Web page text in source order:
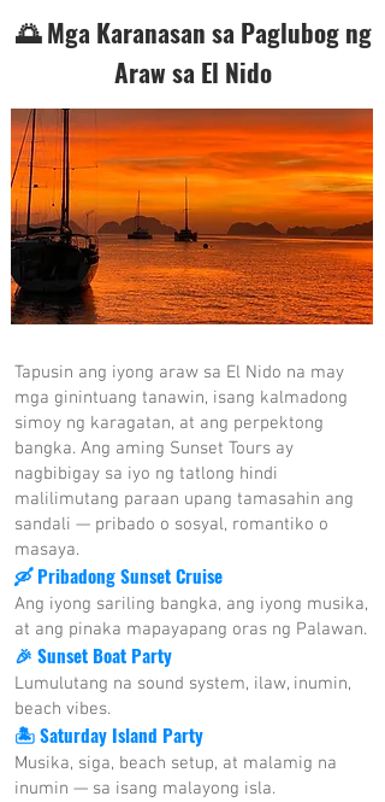
🌅 Mga Karanasan sa Paglubog ng
Araw sa El Nido
Tapusin ang iyong araw sa El Nido na may
mga ginintuang tanawin, isang kalmadong
simoy ng karagatan, at ang perpektong
bangka. Ang aming Sunset Tours ay
nagbibigay sa iyo ng tatlong hindi
malilimutang paraan upang tamasahin ang
sandali — pribado o sosyal, romantiko o
masaya.
🛶 Pribadong Sunset Cruise
Ang iyong sariling bangka, ang iyong musika,
at ang pinaka mapayapang oras ng Palawan.
🎉 Sunset Boat Party
Lumulutang na sound system, ilaw, inumin,
beach vibes.
🏝 Saturday Island Party
Musika, siga, beach setup, at malamig na
inumin — sa isang malayong isla.